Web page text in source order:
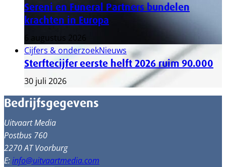
Sereni en Funeral Partners bundelen
krachten in Europa
6 augustus 2026
Cijfers & onderzoekNieuws
Sterftecijfer eerste helft 2026 ruim 90.000
30 juli 2026
Bedrijfsgegevens
Uitvaart Media
Postbus 760
2270 AT Voorburg
E:info@uitvaartmedia.com